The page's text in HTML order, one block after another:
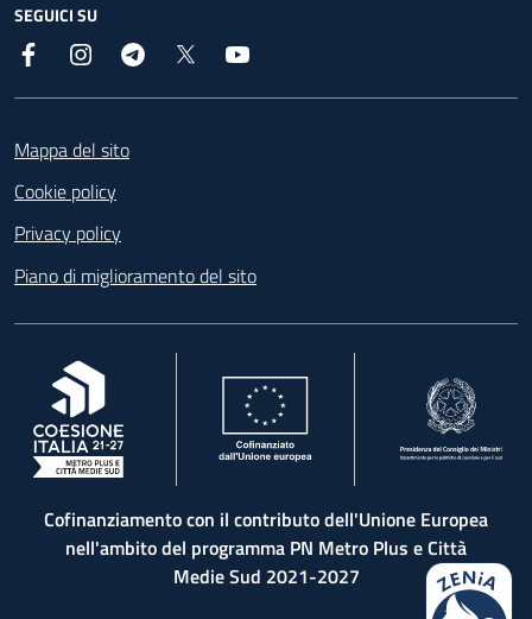
SEGUICI SU
Facebook InstagramTelegram
Mappa del sito
Cookie policy
Privacy policy
Piano di miglioramento del sito
, apre in una nuova scheda
Cofinanziamento con il contributo dell'Unione Europea
nell'ambito del programma PN Metro Plus e Città
Medie Sud 2021-2027